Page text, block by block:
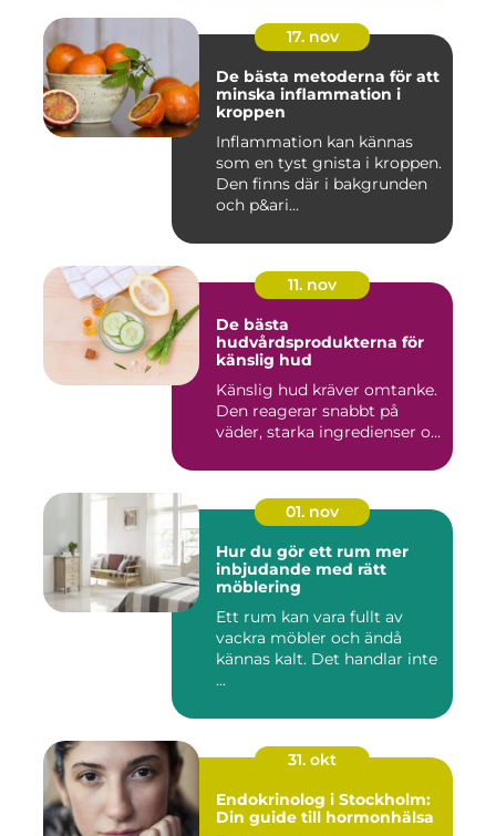
17. nov
De bästa metoderna för att
minska inflammation i
kroppen
Inflammation kan kännas
som en tyst gnista i kroppen.
Den finns där i bakgrunden
och p&ari...
11. nov
De bästa
hudvårdsprodukterna för
känslig hud
Känslig hud kräver omtanke.
Den reagerar snabbt på
väder, starka ingredienser o...
01. nov
Hur du gör ett rum mer
inbjudande med rätt
möblering
Ett rum kan vara fullt av
vackra möbler och ändå
kännas kalt. Det handlar inte
...
31. okt
Endokrinolog i Stockholm:
Din guide till hormonhälsa